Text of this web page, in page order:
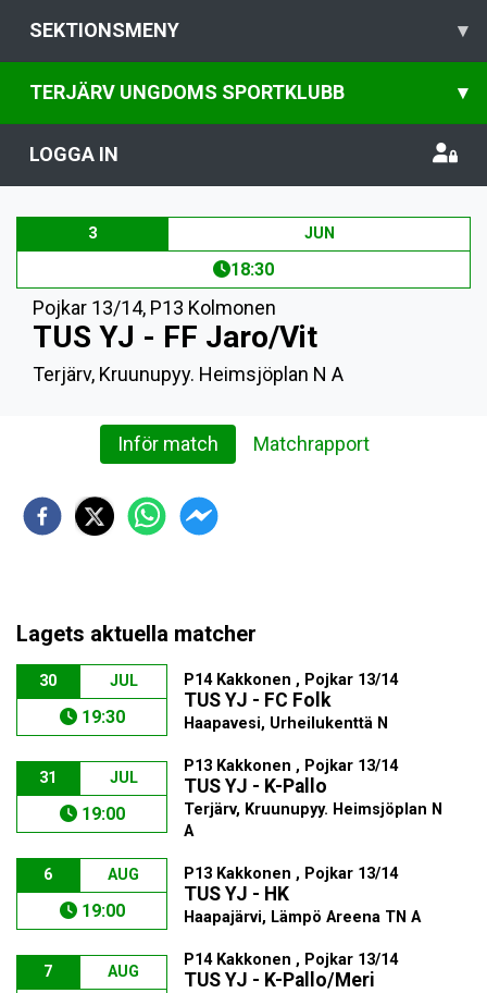
SEKTIONSMENY ▾
TERJÄRV UNGDOMS SPORTKLUBB ▾
LOGGA IN
3 JUN
18:30
Pojkar 13/14, P13 Kolmonen
TUS YJ - FF Jaro/Vit
Terjärv, Kruunupyy. Heimsjöplan N A
Inför match Matchrapport
Lagets aktuella matcher
30 JUL
19:30
P14 Kakkonen , Pojkar 13/14
TUS YJ - FC Folk
Haapavesi, Urheilukenttä N
31 JUL
19:00
P13 Kakkonen , Pojkar 13/14
TUS YJ - K-Pallo
Terjärv, Kruunupyy. Heimsjöplan N
A
6 AUG
19:00
P13 Kakkonen , Pojkar 13/14
TUS YJ - HK
Haapajärvi, Lämpö Areena TN A
7 AUG
P14 Kakkonen , Pojkar 13/14
TUS YJ - K-Pallo/Meri